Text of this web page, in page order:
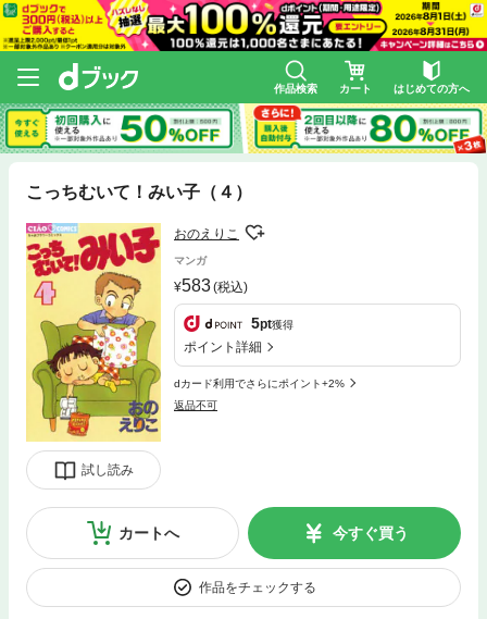
作品検索 カート はじめての方へ
こっちむいて！みい子（４）
試し読み
おのえりこ
マンガ
583(税込)
5pt獲得
ポイント詳細
dカード利用でさらにポイント+2%
返品不可
カートへ 今すぐ買う
作品をチェックする